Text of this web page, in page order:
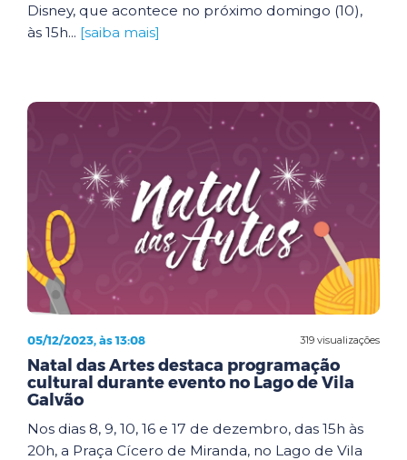
Disney, que acontece no próximo domingo (10),
às 15h... [saiba mais]
319 visualizações
05/12/2023, às 13:08
Natal das Artes destaca programação
cultural durante evento no Lago de Vila
Galvão
Nos dias 8, 9, 10, 16 e 17 de dezembro, das 15h às
20h, a Praça Cícero de Miranda, no Lago de Vila